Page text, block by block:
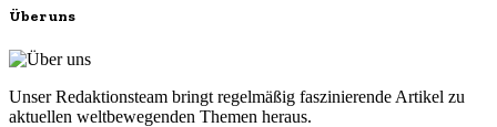
Über uns
Unser Redaktionsteam bringt regelmäßig faszinierende Artikel zu
aktuellen weltbewegenden Themen heraus.